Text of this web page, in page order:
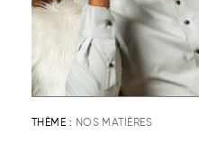
THÈME : NOS MATIÈRES